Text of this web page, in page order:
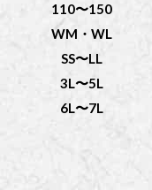
110〜150
WM・WL
SS〜LL
3L〜5L
6L〜7L